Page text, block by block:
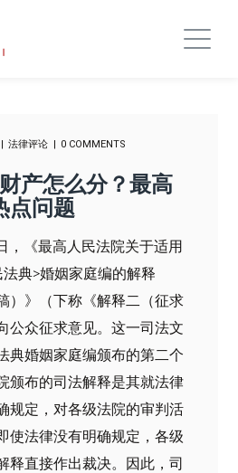
法律评论 0 COMMENTS
产怎么分？最高
点问题
，《最高人民法院关于适用
典>婚姻家庭编的解释
）》（下称《解释二（征求
公众征求意见。这一司法文
典婚姻家庭编颁布的第二个
颁布的司法解释是其就法律
规定，对各级法院的审判活
使法律没有明确规定，各级
释直接作出裁决。因此，司